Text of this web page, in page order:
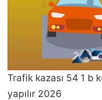
Trafik kazası 54 1 b
yapılır 2026